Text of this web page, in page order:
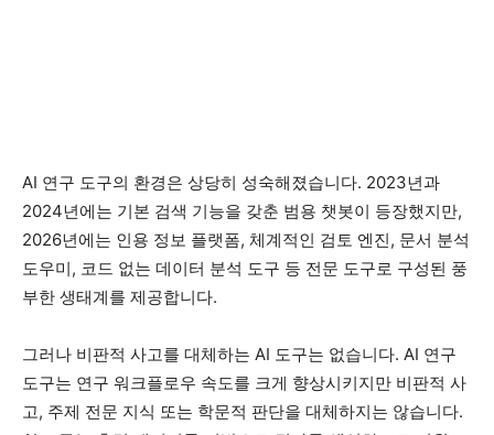
AI 연구 도구의 환경은 상당히 성숙해졌습니다. 2023년과
2024년에는 기본 검색 기능을 갖춘 범용 챗봇이 등장했지만,
2026년에는 인용 정보 플랫폼, 체계적인 검토 엔진, 문서 분석
도우미, 코드 없는 데이터 분석 도구 등 전문 도구로 구성된 풍
부한 생태계를 제공합니다.
그러나 비판적 사고를 대체하는 AI 도구는 없습니다. AI 연구
도구는 연구 워크플로우 속도를 크게 향상시키지만 비판적 사
고, 주제 전문 지식 또는 학문적 판단을 대체하지는 않습니다.